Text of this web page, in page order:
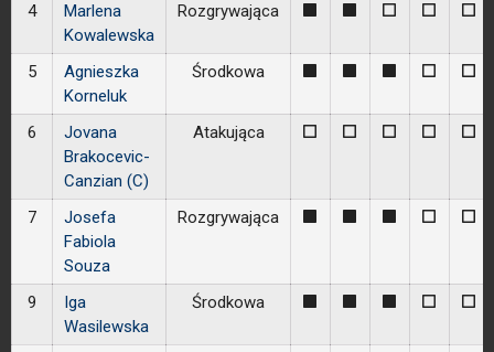
4
Marlena
Kowalewska
Rozgrywająca 0 0 0
5
Agnieszka
Korneluk
Środkowa 0 0
6
Jovana
Brakocevic-
Canzian (C)
Atakująca 0 0 0 0 0
7
Josefa
Fabiola
Souza
Rozgrywająca 0 0
9
Iga
Wasilewska
Środkowa 0 0